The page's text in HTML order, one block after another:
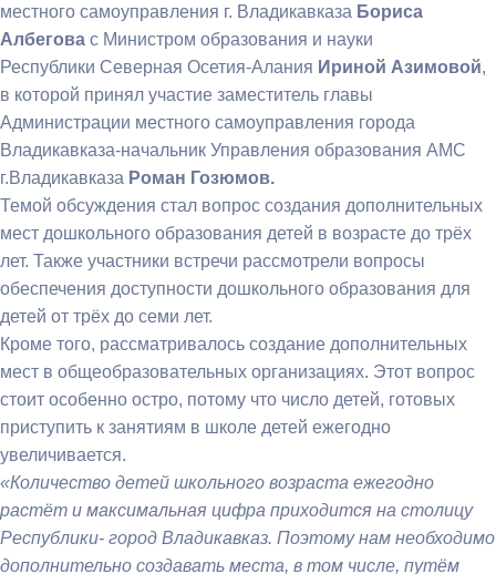
местного самоуправления г. Владикавказа Бориса
Албегова с Министром образования и науки
Республики Северная Осетия-Алания Ириной Азимовой,
в которой принял участие заместитель главы
Администрации местного самоуправления города
Владикавказа-начальник Управления образования АМС
г.Владикавказа Роман Гозюмов.
Темой обсуждения стал вопрос создания дополнительных
мест дошкольного образования детей в возрасте до трёх
лет. Также участники встречи рассмотрели вопросы
обеспечения доступности дошкольного образования для
детей от трёх до семи лет.
Кроме того, рассматривалось создание дополнительных
мест в общеобразовательных организациях. Этот вопрос
стоит особенно остро, потому что число детей, готовых
приступить к занятиям в школе детей ежегодно
увеличивается.
«Количество детей школьного возраста ежегодно
растёт и максимальная цифра приходится на столицу
Республики- город Владикавказ. Поэтому нам необходимо
дополнительно создавать места, в том числе, путём